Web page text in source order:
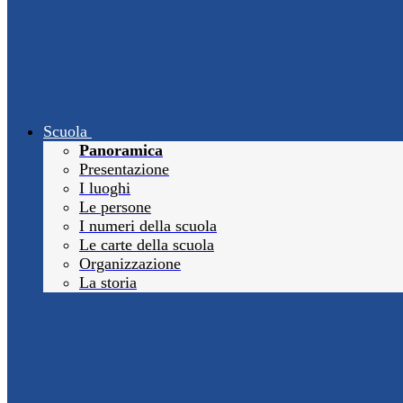
Scuola
Panoramica
Presentazione
I luoghi
Le persone
I numeri della scuola
Le carte della scuola
Organizzazione
La storia